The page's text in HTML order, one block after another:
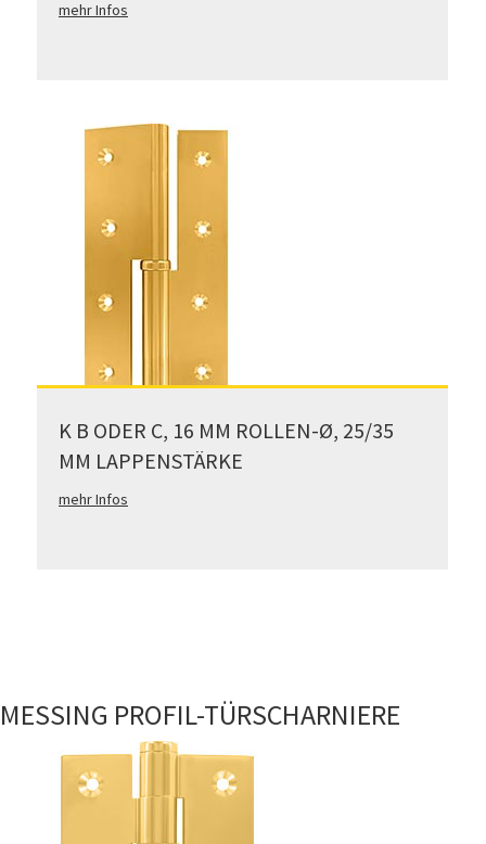
mehr Infos
K B ODER C, 16 MM ROLLEN-Ø, 25/35
MM LAPPENSTÄRKE
mehr Infos
MESSING PROFIL-TÜRSCHARNIERE